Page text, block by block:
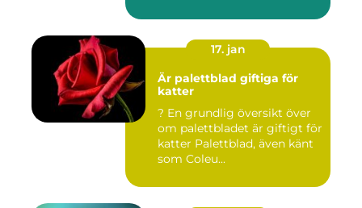
17. jan
Är palettblad giftiga för
katter
? En grundlig översikt över
om palettbladet är giftigt för
katter Palettblad, även känt
som Coleu...